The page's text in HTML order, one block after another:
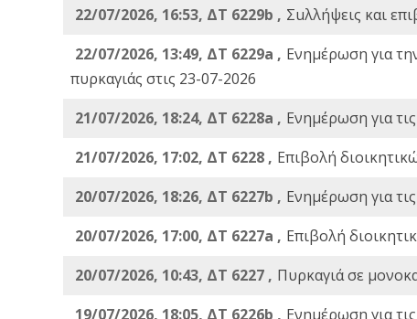
22/07/2026, 16:53, ΔΤ 6229b , Σuλλήψεις και
22/07/2026, 13:49, ΔΤ 6229a , Ενημέρωση για
πυρκαγιάς στις 23-07-2026
21/07/2026, 18:24, ΔΤ 6228a , Ενημέρωση για
21/07/2026, 17:02, ΔΤ 6228 , Επιβολή
20/07/2026, 18:26, ΔΤ 6227b , Ενημέρωση για
20/07/2026, 17:00, ΔΤ 6227a , Επιβολή
20/07/2026, 10:43, ΔΤ 6227 , Πυρκαγιά σε
19/07/2026, 18:05, ΔΤ 6226b , Ενημέρωση για